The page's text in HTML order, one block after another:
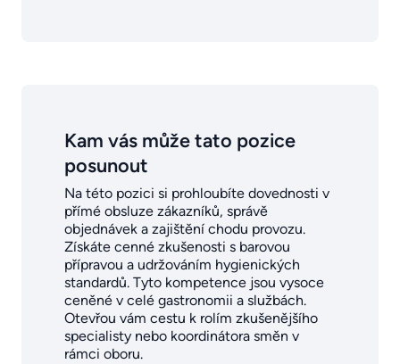
Kam vás může tato pozice
posunout
Na této pozici si prohloubíte dovednosti v
přímé obsluze zákazníků, správě
objednávek a zajištění chodu provozu.
Získáte cenné zkušenosti s barovou
přípravou a udržováním hygienických
standardů. Tyto kompetence jsou vysoce
ceněné v celé gastronomii a službách.
Otevřou vám cestu k rolím zkušenějšího
specialisty nebo koordinátora směn v
rámci oboru.